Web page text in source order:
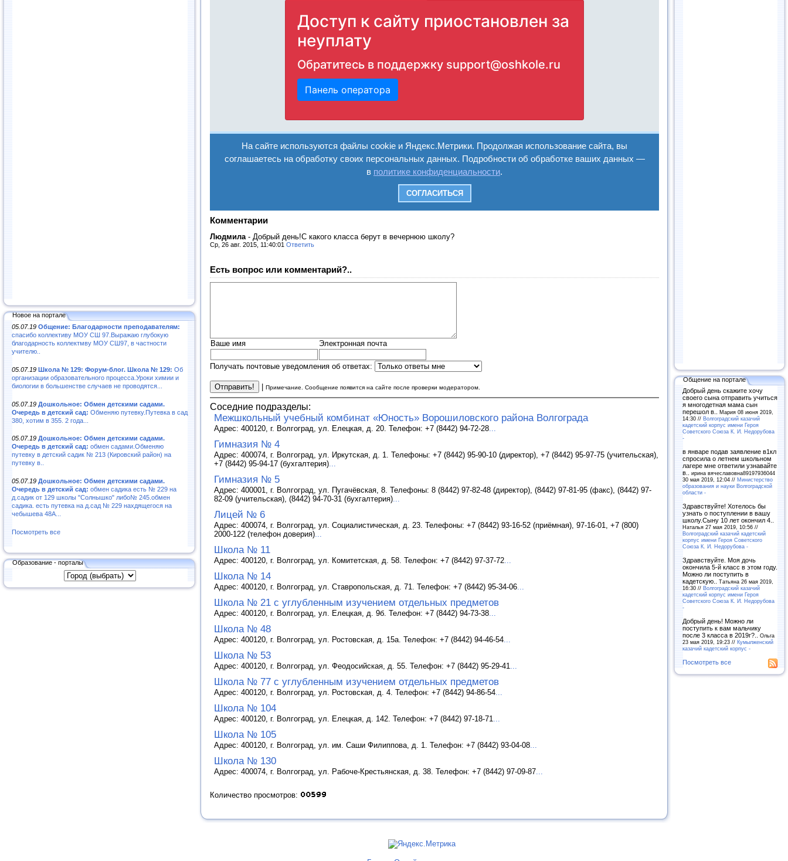
Новое на портале
05.07.19 Общение: Благодарности преподавателям:
спасибо коллективу МОУ СШ 97.Выражаю глубокую
благодарность коллектмву МОУ СШ97, в частности
учителю..
05.07.19 Школа № 129: Форум-блог. Школа № 129: Об
организации образовательного процесса.Уроки химии и
биологии в большенстве случаев не проводятся...
05.07.19 Дошкольное: Обмен детскими садами.
Очередь в детский сад: Обменяю путевку.Путевка в сад
380, хотим в 355. 2 года...
05.07.19 Дошкольное: Обмен детскими садами.
Очередь в детский сад: обмен садами.Обменяю
путевку в детский садик № 213 (Кировский район) на
путевку в..
05.07.19 Дошкольное: Обмен детскими садами.
Очередь в детский сад: обмен садика есть № 229 на
д.садик от 129 школы "Солнышко" либо№ 245.обмен
садика. есть путевка на д.сад № 229 нахдящегося на
чебышева 48А...
Посмотреть все
Образование - порталы
Комментарии
Людмила - Добрый день!С какого класса берут в вечернюю школу?
Ср, 26 авг. 2015, 11:40:01 Ответить
Есть вопрос или комментарий?..
Ваше имя Электронная почта
Получать почтовые уведомления об ответах:
Примечание. Сообщение появится на сайте после проверки модератором.
Соседние подразделы:
Межшкольный учебный комбинат «Юность» Ворошиловского района Волгограда
Адрес: 400120, г. Волгоград, ул. Елецкая, д. 20. Телефон: +7 (8442) 94-72-28...
Гимназия № 4
Адрес: 400074, г. Волгоград, ул. Иркутская, д. 1. Телефоны: +7 (8442) 95-90-10 (директор), +7 (8442) 95-97-75 (учительская),
+7 (8442) 95-94-17 (бухгалтерия)...
Гимназия № 5
Адрес: 400001, г. Волгоград, ул. Пугачёвская, 8. Телефоны: 8 (8442) 97-82-48 (директор), (8442) 97-81-95 (факс), (8442) 97-
82-09 (учительская), (8442) 94-70-31 (бухгалтерия)...
Лицей № 6
Адрес: 400074, г. Волгоград, ул. Социалистическая, д. 23. Телефоны: +7 (8442) 93-16-52 (приёмная), 97-16-01, +7 (800)
2000-122 (телефон доверия)...
Школа № 11
Адрес: 400120, г. Волгоград, ул. Комитетская, д. 58. Телефон: +7 (8442) 97-37-72...
Школа № 14
Адрес: 400120, г. Волгоград, ул. Ставропольская, д. 71. Телефон: +7 (8442) 95-34-06...
Школа № 21 с углубленным изучением отдельных предметов
Адрес: 400120, г. Волгоград, ул. Елецкая, д. 9б. Телефон: +7 (8442) 94-73-38...
Школа № 48
Адрес: 400120, г. Волгоград, ул. Ростовская, д. 15а. Телефон: +7 (8442) 94-46-54...
Школа № 53
Адрес: 400120, г. Волгоград, ул. Феодосийская, д. 55. Телефон: +7 (8442) 95-29-41...
Школа № 77 с углубленным изучением отдельных предметов
Адрес: 400120, г. Волгоград, ул. Ростовская, д. 4. Телефон: +7 (8442) 94-86-54...
Школа № 104
Адрес: 400120, г. Волгоград, ул. Елецкая, д. 142. Телефон: +7 (8442) 97-18-71...
Школа № 105
Адрес: 400120, г. Волгоград, ул. им. Саши Филиппова, д. 1. Телефон: +7 (8442) 93-04-08...
Школа № 130
Адрес: 400074, г. Волгоград, ул. Рабоче-Крестьянская, д. 38. Телефон: +7 (8442) 97-09-87...
Количество просмотров:
Общение на портале
Добрый день скажите хочу
своего сына отправить учиться
я многодетная мама сын
перешол в.. Мария 08 июня 2019,
14:30 // Волгоградский казачий
кадетский корпус имени Героя
Советского Союза К. И. Недорубова
-
в январе подав заявление в1кл
спросила о летнем школьном
лагере мне ответили узнавайте
в.. ирина вячеславовна89197936044
30 мая 2019, 12:04 // Министерство
образования и науки Волгоградской
области -
Здравствуйте! Хотелось бы
узнать о поступлении в вашу
школу.Сыну 10 лет окончил 4..
Наталья 27 мая 2019, 10:56 //
Волгоградский казачий кадетский
корпус имени Героя Советского
Союза К. И. Недорубова -
Здравствуйте. Моя дочь
окончила 5-й класс в этом году.
Можно ли поступить в
кадетскую.. Татьяна 26 мая 2019,
16:30 // Волгоградский казачий
кадетский корпус имени Героя
Советского Союза К. И. Недорубова
-
Добрый день! Можно ли
поступить к вам мальчику
после 3 класса в 2019г?.. Ольга
23 мая 2019, 19:23 // Кумылженский
казачий кадетский корпус -
Посмотреть все